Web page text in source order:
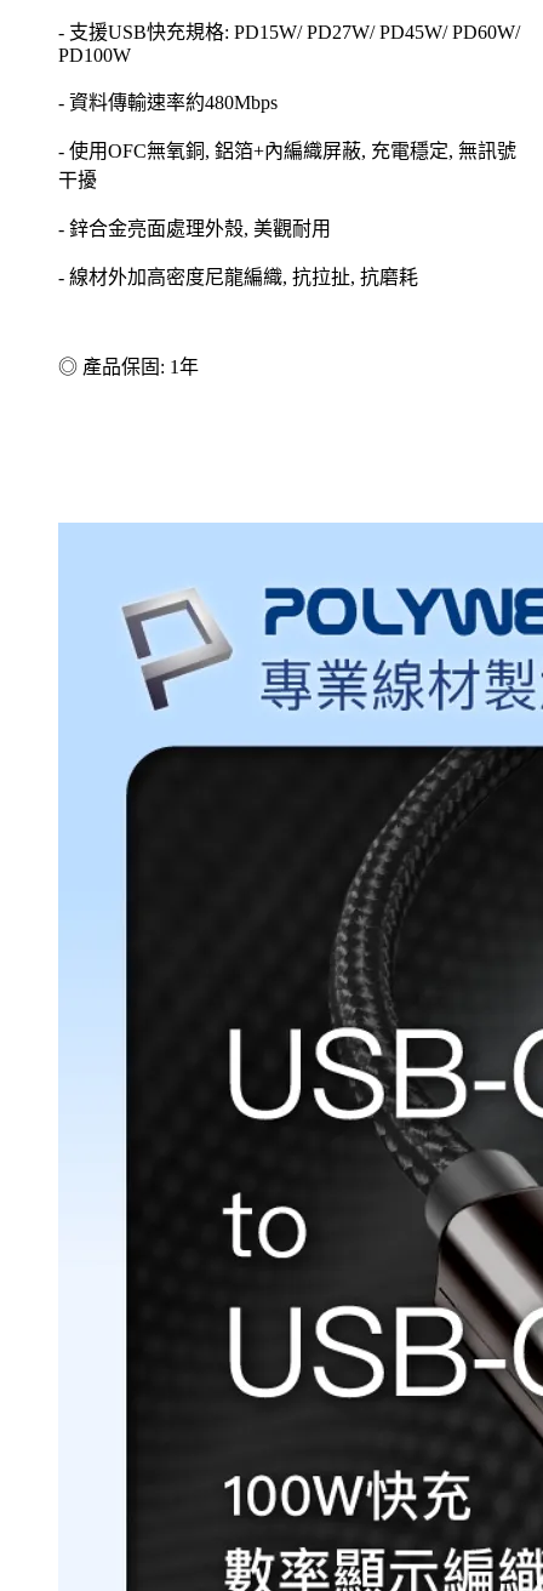
- 支援USB快充規格: PD15W/ PD27W/ PD45W/ PD60W/
PD100W
- 資料傳輸速率約480Mbps
- 使用OFC無氧銅, 鋁箔+內編織屏蔽, 充電穩定, 無訊號
干擾
- 鋅合金亮面處理外殼, 美觀耐用
- 線材外加高密度尼龍編織, 抗拉扯, 抗磨耗
◎ 產品保固: 1年